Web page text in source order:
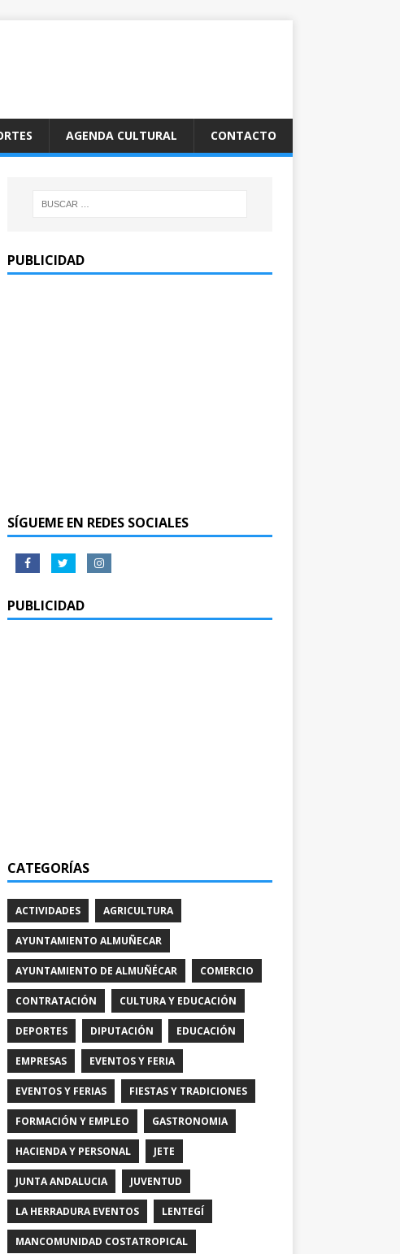
AGENDA CULTURAL CONTACTO
PUBLICIDAD
SÍGUEME EN REDES SOCIALES
PUBLICIDAD
CATEGORÍAS
ACTIVIDADES AGRICULTURA
AYUNTAMIENTO ALMUÑECAR
AYUNTAMIENTO DE ALMUÑÉCAR COMERCIO
CONTRATACIÓN CULTURA Y EDUCACIÓN
DEPORTES DIPUTACIÓN EDUCACIÓN
EMPRESAS EVENTOS Y FERIA
EVENTOS Y FERIAS FIESTAS Y TRADICIONES
FORMACIÓN Y EMPLEO GASTRONOMIA
HACIENDA Y PERSONAL JETE
JUNTA ANDALUCIA JUVENTUD
LA HERRADURA EVENTOS LENTEGÍ
MANCOMUNIDAD COSTATROPICAL